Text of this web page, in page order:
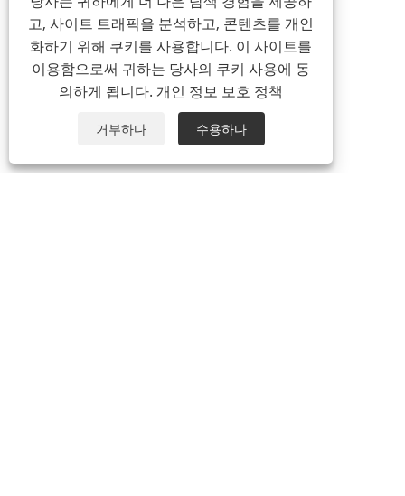
고, 사이트 트래픽을 분석하고, 콘텐츠를 개인
화하기 위해 쿠키를 사용합니다. 이 사이트를
이용함으로써 귀하는 당사의 쿠키 사용에 동
의하게 됩니다. 개인 정보 보호 정책
거부하다 수용하다